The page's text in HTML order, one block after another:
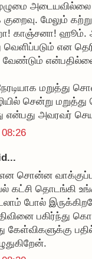
முழுமை
குறைவு. மேலும்
காஞ்சனா! ஹூம்.
வெளிப்படும் என
வேண்டும்
மறுத்து
சென்று மறுத்து
என்பது அவரவர்
சொன்ன
கட்சி தொடங்கி
போல்
பகிர்ந்து
கேள்விகளுக்கு